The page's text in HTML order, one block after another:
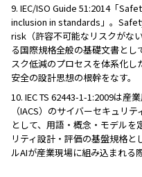
9. IEC/ISO Guide 51:2014「
inclusion in standards」。
risk（許容不可能なリスクがな
る国際規格全般の基礎文書とし
スク低減のプロセスを体系化
安全の設計思想の根幹をなす。
10. IEC TS 62443-1-1:2009は産
（IACS）のサイバーセキュリ
として、用語・概念・モデル
リティ設計・評価の基盤規格と
ルAIが産業現場に組み込まれる